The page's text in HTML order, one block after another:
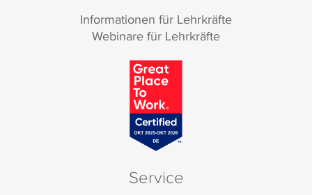
Informationen für Lehrkräfte
Webinare für Lehrkräfte
Service